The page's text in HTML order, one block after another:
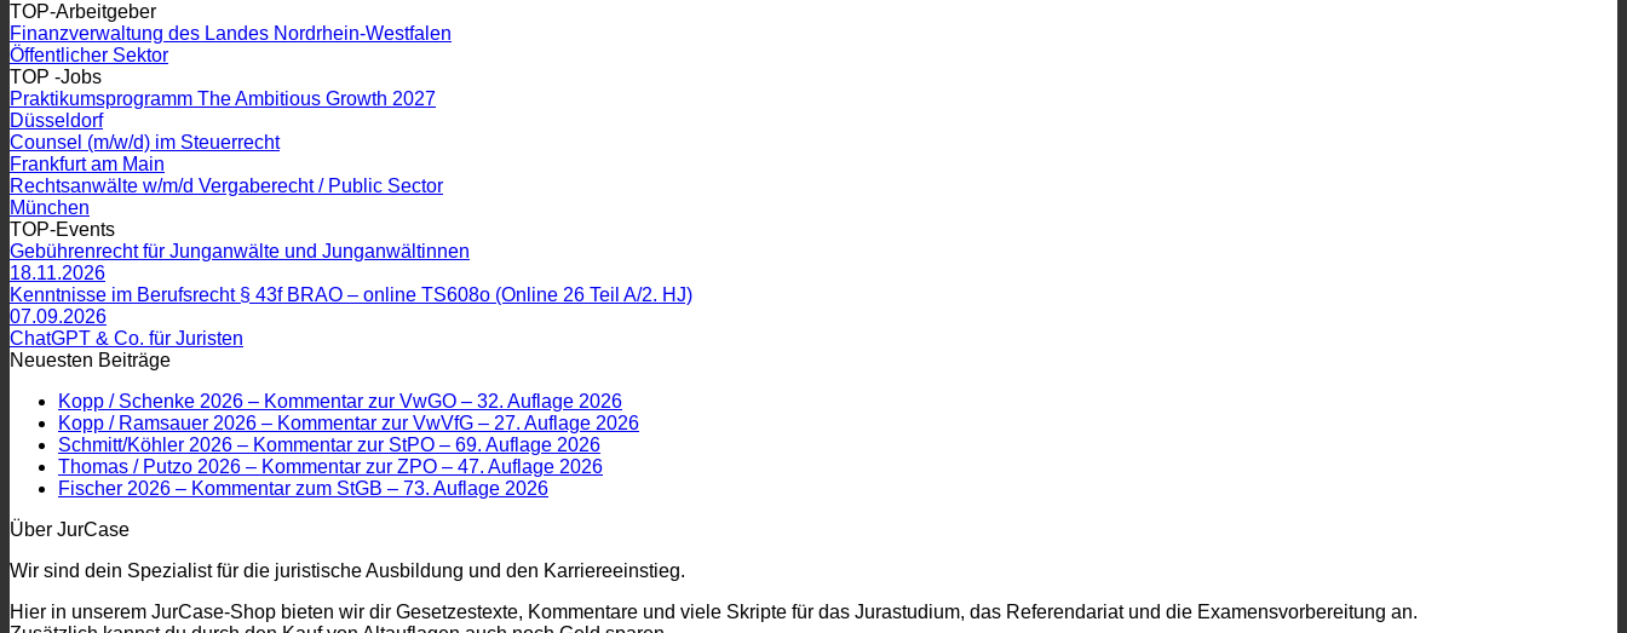
TOP-Arbeitgeber
Finanzverwaltung des Landes Nordrhein-Westfalen
Öffentlicher Sektor
TOP -Jobs
Praktikumsprogramm The Ambitious Growth 2027
Düsseldorf
Counsel (m/w/d) im Steuerrecht
Frankfurt am Main
Rechtsanwälte w/m/d Vergaberecht / Public Sector
München
TOP-Events
Gebührenrecht für Junganwälte und Junganwältinnen
18.11.2026
Kenntnisse im Berufsrecht § 43f BRAO – online TS608o (Online 26 Teil A/2. HJ)
07.09.2026
ChatGPT & Co. für Juristen
Neuesten Beiträge
Kopp / Schenke 2026 – Kommentar zur VwGO – 32. Auflage 2026
Kopp / Ramsauer 2026 – Kommentar zur VwVfG – 27. Auflage 2026
Schmitt/Köhler 2026 – Kommentar zur StPO – 69. Auflage 2026
Thomas / Putzo 2026 – Kommentar zur ZPO – 47. Auflage 2026
Fischer 2026 – Kommentar zum StGB – 73. Auflage 2026
Über JurCase
Wir sind dein Spezialist für die juristische Ausbildung und den Karriereeinstieg.
Hier in unserem JurCase-Shop bieten wir dir Gesetzestexte, Kommentare und viele Skripte für das Jurastudium, das Referendariat und die Examensvorbereitung an.